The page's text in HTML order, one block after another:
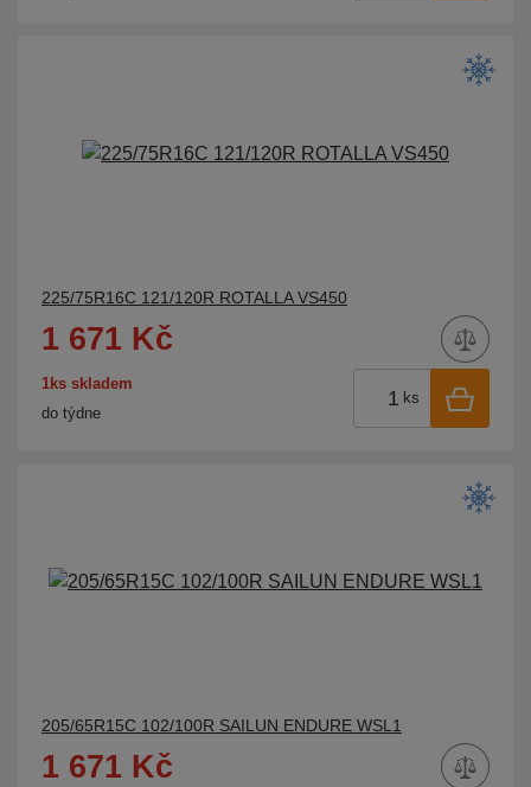
225/75R16C 121/120R ROTALLA VS450
1 671 Kč
1ks skladem
do týdne
ks
205/65R15C 102/100R SAILUN ENDURE WSL1
1 671 Kč